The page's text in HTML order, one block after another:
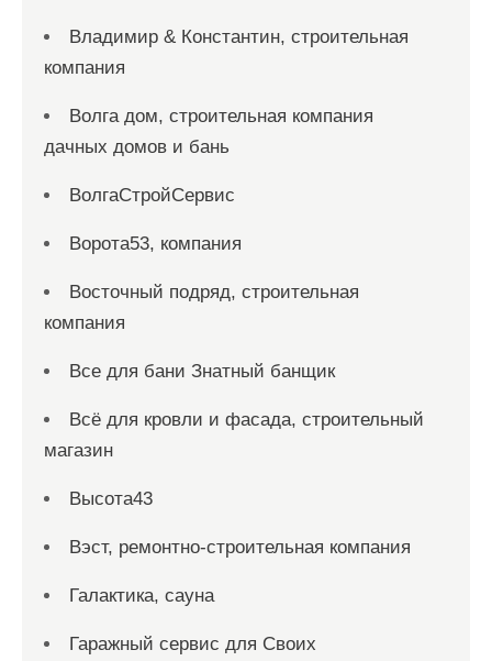
Владимир & Константин, строительная
компания
Волга дом, строительная компания
дачных домов и бань
ВолгаСтройСервис
Ворота53, компания
Восточный подряд, строительная
компания
Все для бани Знатный банщик
Всё для кровли и фасада, строительный
магазин
Высота43
Вэст, ремонтно-строительная компания
Галактика, сауна
Гаражный сервис для Своих